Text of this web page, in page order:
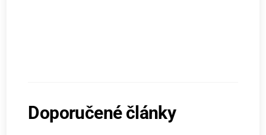
Doporučené články